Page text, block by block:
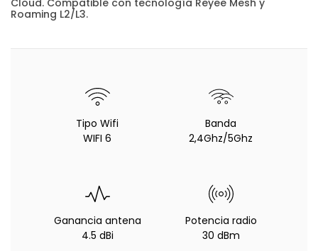
Cloud. Compatible con tecnología Reyee Mesh y
Roaming L2/L3.
Tipo Wifi
WIFI 6
Banda
2,4Ghz/5Ghz
Ganancia antena
4.5 dBi
Potencia radio
30 dBm